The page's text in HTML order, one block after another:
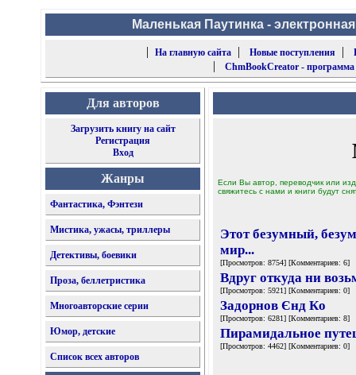
Маленькая Паутинка -
|
На главную сайта| Новые поступления |
| ChmBookCreator -
Для авторов
Загрузить книгу на сайт
Регистрация
Вход
Жанры
Фантастика, Фэнтези
Мистика, ужасы, триллеры
Детективы, боевики
Проза, беллетристика
Многоавторские серии
Юмор, детские
Список всех авторов
Если Вы автор, переводчик или
свяжитесь с нами и книги будут
Этот безумный,
мир...
[Просмотров: 8754] [Комментариев: 6]
Вдруг откуда ни
[Просмотров: 5921] [Комментариев: 0]
Задорнов Єнд Кo
[Просмотров: 6281] [Комментариев: 8]
Пирамидальное
[Просмотров: 4462] [Комментариев: 0]